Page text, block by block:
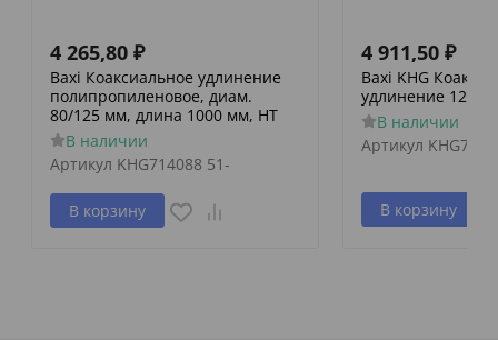
4 265,80 ₽
Baxi Коаксиальное удлинение
полипропиленовое, диам.
80/125 мм, длина 1000 мм, HT
В наличии
Артикул KHG714088 51-
В корзину
4 911,50 ₽
Baxi KHG
удлинение 125/
В наличии
Артикул
В корзину